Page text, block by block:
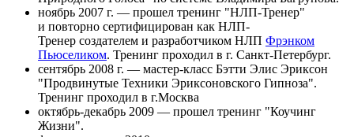
ноябрь 2007 г. — прошел тренинг "НЛП-Тренер"
и повторно сертифицирован как НЛП-
Тренер создателем и разработчиком НЛП Фрэнком
Пьюселиком. Тренинг проходил в г. Санкт-Петербург.
сентябрь 2008 г. — мастер-класс Бэтти Элис Эриксон
"Продвинутые Техники Эриксоновского Гипноза".
Тренинг проходил в г.Москва
октябрь-декабрь 2009 — прошел тренинг "Коучинг
Жизни".